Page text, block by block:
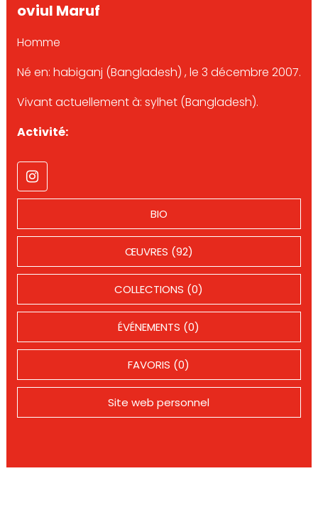
oviul Maruf
Homme
Né en: habiganj (Bangladesh) , le 3 décembre 2007.
Vivant actuellement à: sylhet (Bangladesh).
Activité:
BIO
ŒUVRES (92)
COLLECTIONS (0)
ÉVÉNEMENTS (0)
FAVORIS (0)
Site web personnel